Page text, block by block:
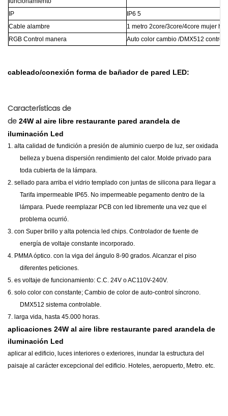
IP
IP6 5
Cable alambre
1 metro 2core/3core/4core mujer
RGB Control manera
Auto color cambio /DMX512
cableado/conexión forma de bañador de pared LED:
Características de
de 24W al aire libre restaurante pared arandela de
iluminación Led
1. alta calidad de fundición a presión de aluminio cuerpo de luz, ser oxidada
belleza y buena dispersión rendimiento del calor. Molde privado para
toda cubierta de la lámpara.
2. sellado para arriba el vidrio templado con juntas de silicona para llegar a
Tarifa impermeable IP65. No impermeable pegamento dentro de la
lámpara. Puede reemplazar PCB con led libremente una vez que el
problema ocurrió.
3. con Super brillo y alta potencia led chips. Controlador de fuente de
energía de voltaje constante incorporado.
4. PMMA óptico. con la viga del ángulo 8-90 grados. Alcanzar el piso
diferentes peticiones.
5. es voltaje de funcionamiento: C.C. 24V o AC110V-240V.
6. solo color con constante; Cambio de color de auto-control síncrono.
DMX512 sistema controlable.
7. larga vida, hasta 45.000 horas.
aplicaciones 24W al aire libre restaurante pared arandela de
iluminación Led
aplicar al edificio, luces interiores o exteriores, inundar la estructura del
paisaje al carácter excepcional del edificio. Hoteles, aeropuerto, Metro. etc.